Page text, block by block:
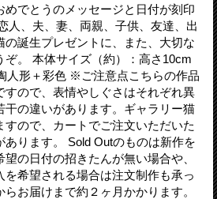
めでとうのメッセージと日付が刻印
人、夫、妻、両親、子供、友達、出
の誕生プレゼントに、また、大切な
ぞ。 本体サイズ（約）：高さ10cm
人形＋彩色 ※ご注意点こちらの作品
すので、表情やしぐさはそれぞれ異
干の違いがあります。ギャラリー猫
ので、カートでご注文いただいた
ります。 Sold Outのものは新作を
の日付の招きたんが無い場合や、
を希望される場合は注文制作も承っ
お届けまで約２ヶ月かかります。